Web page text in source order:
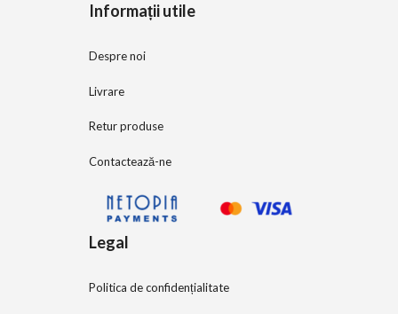
Informații utile
Despre noi
Livrare
Retur produse
Contactează-ne
Legal
Politica de confidențialitate